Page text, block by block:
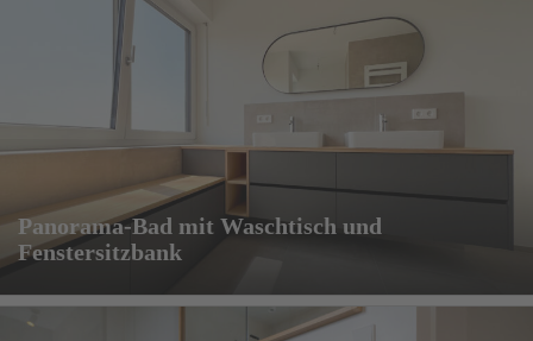
Panorama-Bad mit Waschtisch und
Fenstersitzbank